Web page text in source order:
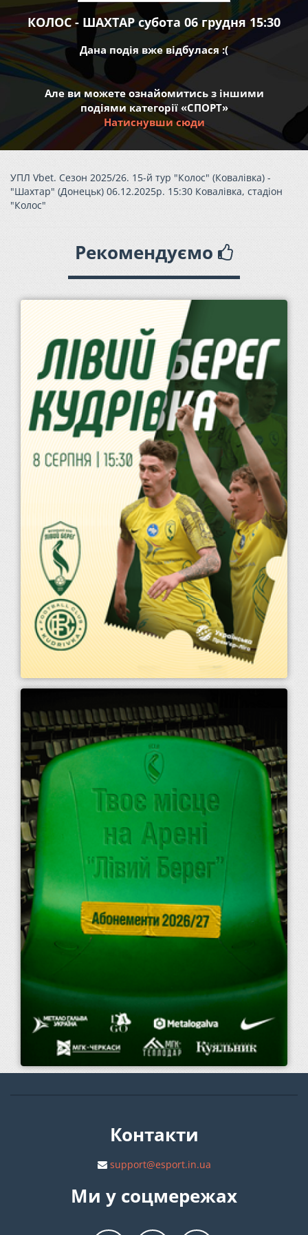
КОЛОС - ШАХТАР субота 06 грудня 15:30
Дана подія вже відбулася :(
Але ви можете ознайомитись з іншими
подіями категорії «СПОРТ»
Натиснувши сюди
УПЛ Vbet. Сезон 2025/26. 15-й тур "Колос" (Ковалівка) -
"Шахтар" (Донецьк) 06.12.2025р. 15:30 Ковалівка, стадіон
"Колос"
Рекомендуємо
Контакти
support@esport.in.ua
Ми у соцмережах